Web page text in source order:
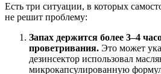
Есть три ситуации, в которых
не решит проблему:
Запах держится более 3–4
проветривания. Это может
дезинсектор использовал
микрокапсулированную